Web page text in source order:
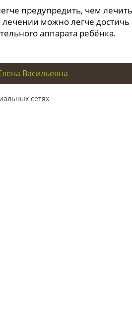
предупредить, чем
можно легче
аппарата ребёнка.
Васильевна
сетях